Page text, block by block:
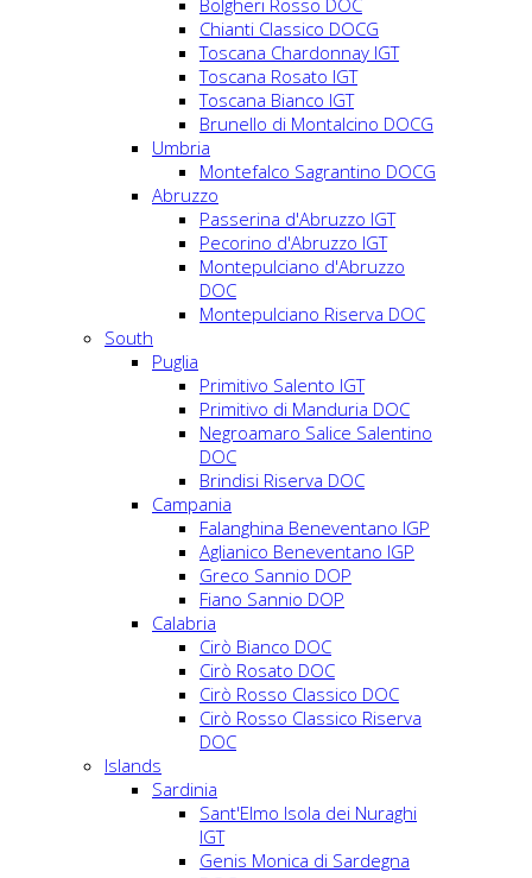
Bolgheri Rosso DOC
Chianti Classico DOCG
Toscana Chardonnay IGT
Toscana Rosato IGT
Toscana Bianco IGT
Brunello di Montalcino DOCG
Umbria
Montefalco Sagrantino DOCG
Abruzzo
Passerina d'Abruzzo IGT
Pecorino d'Abruzzo IGT
Montepulciano d'Abruzzo
DOC
Montepulciano Riserva DOC
South
Puglia
Primitivo Salento IGT
Primitivo di Manduria DOC
Negroamaro Salice Salentino
DOC
Brindisi Riserva DOC
Campania
Falanghina Beneventano IGP
Aglianico Beneventano IGP
Greco Sannio DOP
Fiano Sannio DOP
Calabria
Cirò Bianco DOC
Cirò Rosato DOC
Cirò Rosso Classico DOC
Cirò Rosso Classico Riserva
DOC
Islands
Sardinia
Sant'Elmo Isola dei Nuraghi
IGT
Genis Monica di Sardegna